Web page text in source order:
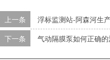
上一条
浮标监测站-阿森河生
下一条
气动隔膜泵如何正确